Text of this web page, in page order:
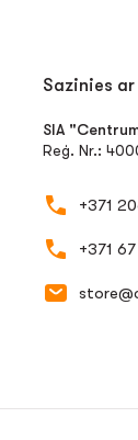
Sazinies ar
SIA
Reģ. Nr.:
+371
+371 67